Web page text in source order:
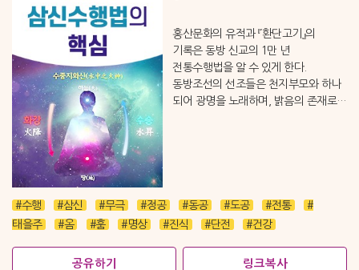
홍산문화의 유적과 『환단고기』의
기록은 동방 신교의 1만 년
전통수행법을 알 수 있게 한다.
동방조선의 선조들은 천지부모와 하나
되어 광명을 노래하며, 밝음의 존재로
#수행 #삼신 #무극 #정공 #동공 #도공 #전통
#
태을주
#옴 #훔 #명상 #진식 #단전 #건강
공유하기 링크복사